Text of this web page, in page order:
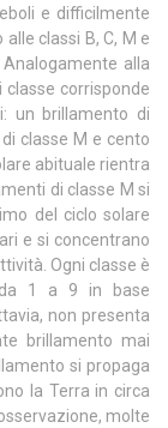
e difficilmente
classi B, C, M e
alla
corrisponde
un brillamento di
classe M e cento
abituale rientra
di classe M si
del ciclo solare
e si concentrano
Ogni classe è
da 1 a 9 in base
non presenta
brillamento mai
si propaga
la Terra in circa
molte